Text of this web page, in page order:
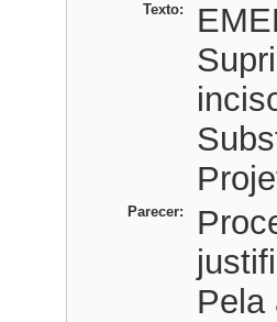
Texto:
Parecer:
Pela